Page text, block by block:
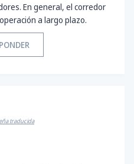
En general, el corredor
a largo plazo.
traducida